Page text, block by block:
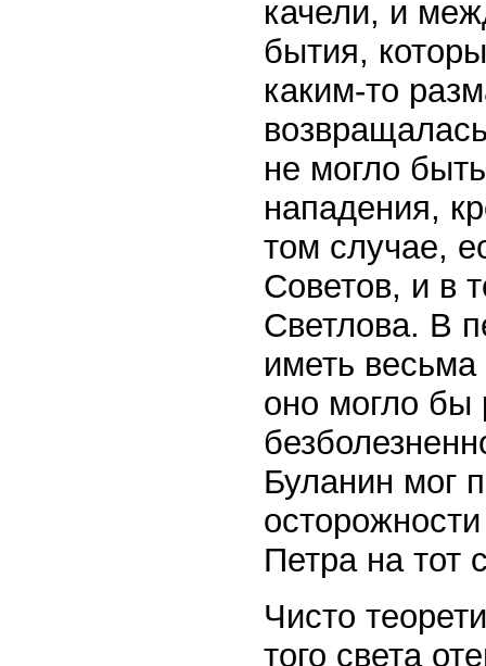
качели, и
бытия,
каким-то
не могло
нападения,
том случае,
Советов, и в
Светлова. В
иметь
оно могло бы
Буланин мог
Петра на тот
Чисто
того света